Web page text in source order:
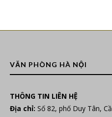
VĂN PHÒNG HÀ NỘI
THÔNG TIN LIÊN HỆ
Địa chỉ: Số 82, phố Duy Tân,